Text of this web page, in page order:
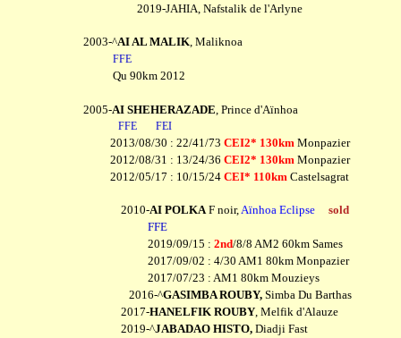
2019-JAHIA, Nafstalik de l'Arlyne
2003-^AI AL MALIK, Maliknoa
FFE
Qu 90km 2012
2005-AI SHEHERAZADE, Prince d'Aïnhoa
FFE FEI
2013/08/30 : 22/41/73 CEI2* 130km Monpazier
2012/08/31 : 13/24/36 CEI2* 130km Monpazier
2012/05/17 : 10/15/24 CEI* 110km Castelsagrat
2010-AI POLKAF noir,Aïnhoa Eclipse
sold
FFE
2019/09/15 : 2nd/8/8 AM2 60km Sames
2017/09/02 : 4/30 AM1 80km Monpazier
2017/07/23 : AM1 80km Mouzieys
2016-^GASIMBA ROUBY, Simba Du Barthas
2017-HANELFIK ROUBY, Melfik d'Alauze
2019-^JABADAO HISTO, Diadji Fast